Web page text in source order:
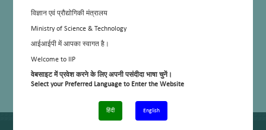
विज्ञान एवं प्रौद्योगिकी मंत्रालय
Ministry of Science & Technology
आईआईपी में आपका स्वागत है।
Welcome to IIP
वेबसाइट में प्रवेश करने के लिए अपनी पसंदीदा भाषा चुनें।
Select your Preferred Language to Enter the Website
हिंदी English